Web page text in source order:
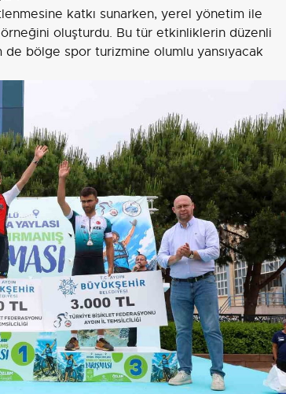
katkı sunarken, yerel yönetim ile
oluşturdu. Bu tür etkinliklerin düzenli
bölge spor turizmine olumlu yansıyacak